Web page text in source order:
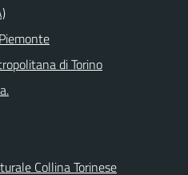
di Torino
Collina Torinese